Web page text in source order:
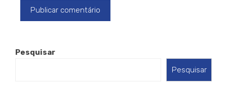
Pesquisar
Pesquisar